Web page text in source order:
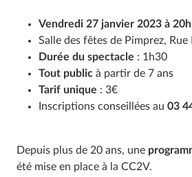
Vendredi 27 janvier 2023 à
Salle des fêtes de Pimprez, Rue
Durée du spectacle : 1h30
Tout public à partir de 7 ans
Tarif unique : 3€
Inscriptions conseillées au 03
Depuis plus de 20 ans, une
été mise en place à la CC2V.